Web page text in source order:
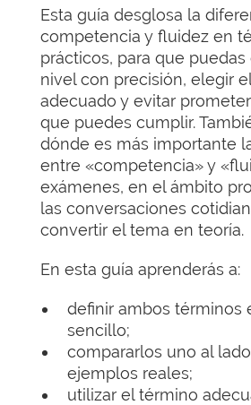
Esta guía desglosa la
competencia y fluidez en
prácticos, para que puedas
nivel con precisión, elegir
adecuado y evitar
que puedes cumplir.
dónde es más importante
entre «competencia» y
exámenes, en el ámbito
las conversaciones
convertir el tema en teoría.
En esta guía aprenderás a:
definir ambos términos
sencillo;
compararlos uno al
ejemplos reales;
utilizar el término